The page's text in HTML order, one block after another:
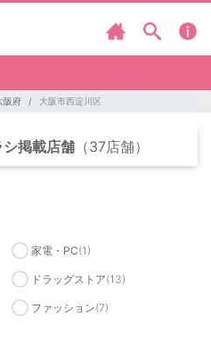
阪府 大阪市西淀川区
掲載店舗 （37店舗）
家電・PC(1)
ドラッグストア(13)
ファッション(7)